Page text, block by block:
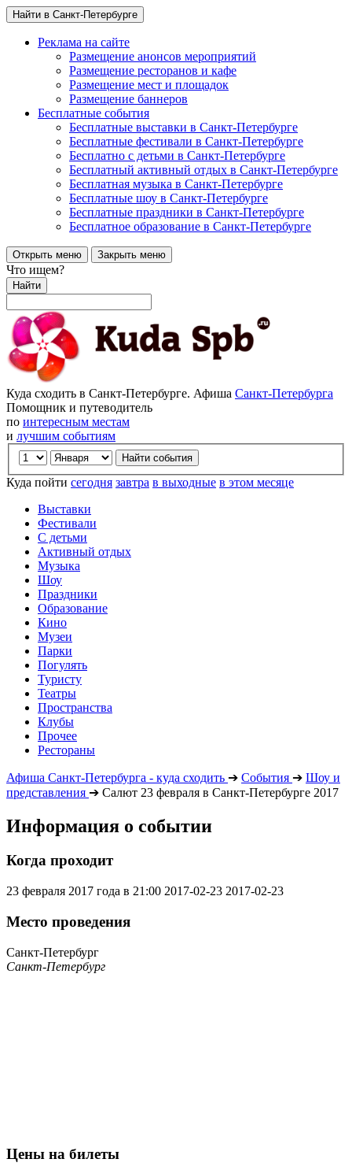
Найти в Санкт-Петербурге
Реклама на сайте
Размещение анонсов мероприятий
Размещение ресторанов и кафе
Размещение мест и площадок
Размещение баннеров
Бесплатные события
Бесплатные выставки в Санкт-Петербурге
Бесплатные фестивали в Санкт-Петербурге
Бесплатно с детьми в Санкт-Петербурге
Бесплатный активный отдых в Санкт-Петербурге
Бесплатная музыка в Санкт-Петербурге
Бесплатные шоу в Санкт-Петербурге
Бесплатные праздники в Санкт-Петербурге
Бесплатное образование в Санкт-Петербурге
Открыть меню Закрыть меню
Что ищем?
Найти
Куда сходить в Санкт-Петербурге. Афиша Санкт-Петербурга
Помощник и путеводитель
по интересным местам
и лучшим событиям
Куда пойти сегодня завтра в выходные в этом месяце
Выставки
Фестивали
С детьми
Активный отдых
Музыка
Шоу
Праздники
Образование
Кино
Музеи
Парки
Погулять
Туристу
Театры
Пространства
Клубы
Прочее
Рестораны
Афиша Санкт-Петербурга - куда сходить ➔ События ➔ Шоу и
представления ➔ Салют 23 февраля в Санкт-Петербурге 2017
Информация о событии
Когда проходит
23 февраля 2017 года в 21:00 2017-02-23 2017-02-23
Место проведения
Санкт-Петербург
Санкт-Петербург
Цены на билеты